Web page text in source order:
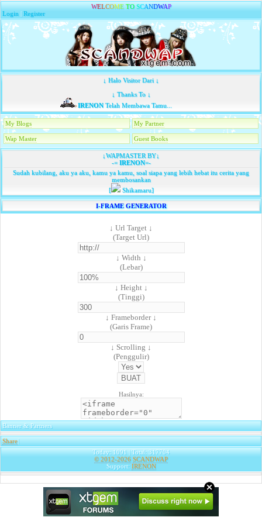
WELCOME TO SCANDWAP
Login |Register
↓ Halo Visitor Dari ↓
↓ Thanks To ↓
IRENONTelah Membawa Tamu...
My Blogs My Partner
Wap Master Guest Books
↓WAPMASTER BY↓
-=IRENON=-
Sudah kubilang, aku ya aku, kamu ya kamu, soal siapa yang lebih hebat itu cerita yang
membosankan
[
Shikamaru]
I-FRAME GENERATOR
↓ Url Target ↓
(Target Url)
↓ Width ↓
(Lebar)
↓ Height ↓
(Tinggi)
↓ Frameborder ↓
(Garis Frame)
↓ Scrolling ↓
(Penggulir)
Hasilnya:
Banner & Partners
Share|
Today: 1091 | Total: 317704
© 2012-2026 SCANDWAP
Support: IRENON